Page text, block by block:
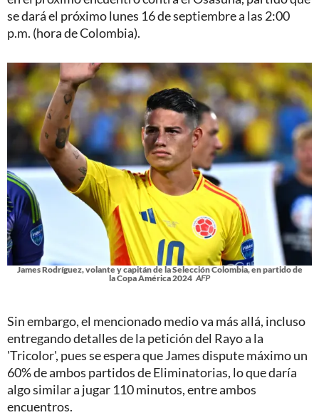
se dará el próximo lunes 16 de septiembre a las 2:00
p.m. (hora de Colombia).
James Rodríguez, volante y capitán de la Selección Colombia, en partido de
la Copa América 2024 AFP
Sin embargo, el mencionado medio va más allá, incluso
entregando detalles de la petición del Rayo a la
'Tricolor', pues se espera que James dispute máximo un
60% de ambos partidos de Eliminatorias, lo que daría
algo similar a jugar 110 minutos, entre ambos
encuentros.